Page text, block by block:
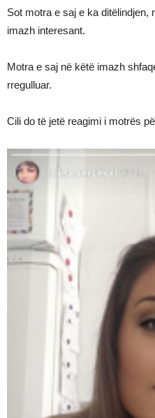
Sot motra e saj e ka ditëlindjen,
imazh interesant.
Motra e saj në këtë imazh
rregulluar.
Cili do të jetë reagimi i motrës